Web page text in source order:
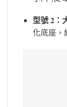
型號 2：
化底座，